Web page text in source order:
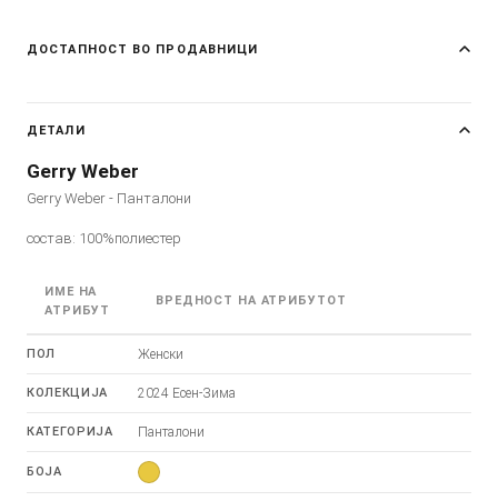
ДОСТАПНОСТ ВО ПРОДАВНИЦИ
ДЕТАЛИ
Gerry Weber
Gerry Weber - Панталони
состав: 100%полиестер
ИМЕ НА
АТРИБУТ
ВРЕДНОСТ НА АТРИБУТОТ
ПОЛ Женски
КОЛЕКЦИЈА 2024 Есен-Зима
КАТЕГОРИЈА Панталони
БОЈА